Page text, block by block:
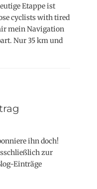
Etappe ist
cyclists with tired
mein Navigation
Nur 35 km und
ihn doch!
zur
Einträge